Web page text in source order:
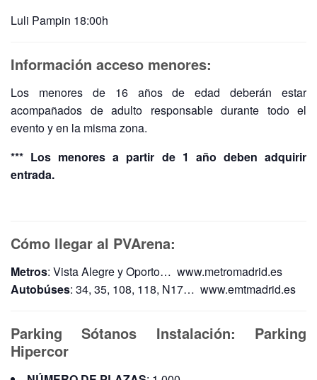
Luli Pampin 18:00h
Información acceso menores:
Los menores de 16 años de edad deberán estar
acompañados de adulto responsable durante todo el
evento y en la misma zona.
*** Los menores a partir de 1 año deben adquirir
entrada.
Cómo llegar al PVArena:
Metros: Vista Alegre y Oporto… www.metromadrid.es
Autobúses: 34, 35, 108, 118, N17… www.emtmadrid.es
Parking Sótanos Instalación: Parking
Hipercor